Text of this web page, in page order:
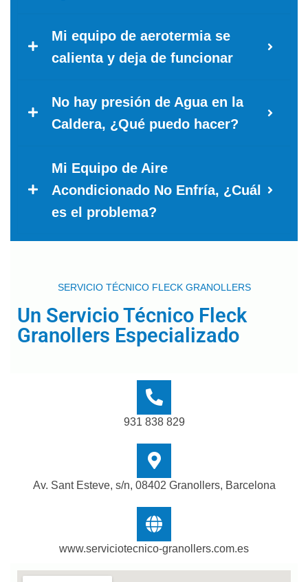
Mi equipo de aerotermia se
calienta y deja de funcionar
No hay presión de Agua en la
Caldera, ¿Qué puedo hacer?
Mi Equipo de Aire
Acondicionado No Enfría, ¿Cuál
es el problema?
SERVICIO TÉCNICO FLECK GRANOLLERS
Un Servicio Técnico Fleck
Granollers Especializado
931 838 829
Av. Sant Esteve, s/n, 08402 Granollers, Barcelona
www.serviciotecnico-granollers.com.es